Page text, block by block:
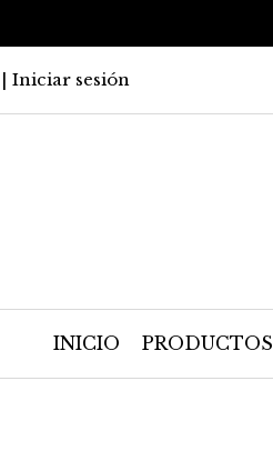
Iniciar sesión
INICIO PRODUCTOS